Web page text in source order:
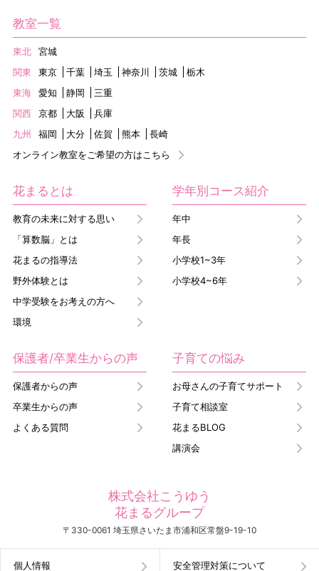
教室一覧
東北
宮城
関東
東京 千葉 埼玉 神奈川 茨城
栃木
東海
愛知 静岡
三重
関西
京都 大阪
兵庫
九州
福岡 大分 佐賀 熊本
長崎
オンライン教室をご希望の方はこちら
花まるとは
教育の未来に対する思い
「算数脳」とは
花まるの指導法
野外体験とは
中学受験をお考えの方へ
環境
学年別コース紹介
年中
年長
小学校1~3年
小学校4~6年
保護者/卒業生からの声
保護者からの声
卒業生からの声
よくある質問
子育ての悩み
お母さんの子育てサポート
子育て相談室
花まるBLOG
講演会
株式会社こうゆう
花まるグループ
〒330-0061 埼玉県さいたま市浦和区常盤9-19-10
個人情報 安全管理対策について